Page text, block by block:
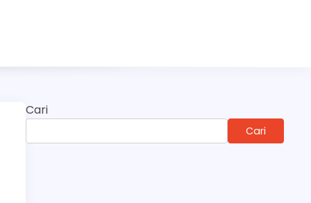
Cari
Cari